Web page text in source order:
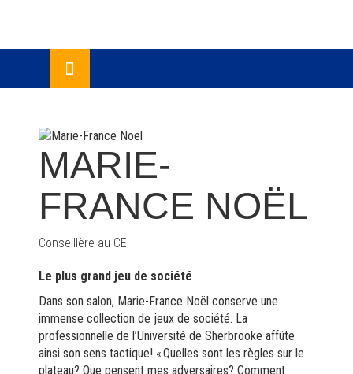
MARIE-
FRANCE NOËL
Conseillère au CE
Le plus grand jeu de société
Dans son salon, Marie-France Noël conserve une
immense collection de jeux de société. La
professionnelle de l’Université de Sherbrooke affûte
ainsi son sens tactique! « Quelles sont les règles sur le
plateau? Que pensent mes adversaires? Comment